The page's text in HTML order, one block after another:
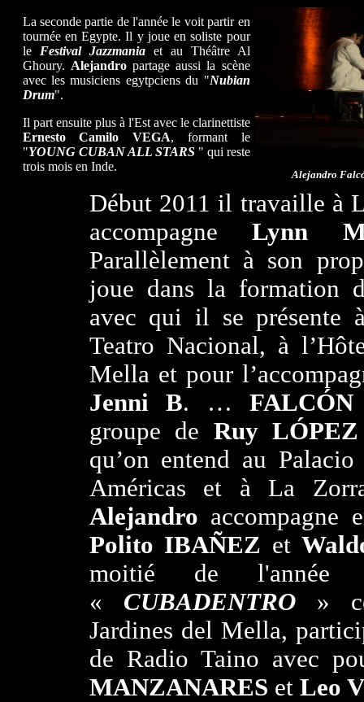
La seconde partie de l'année le voit partir en
tournée en Egypte. Il y joue en soliste pour
le Festival Jazzmaniaet au Théâtre Al
Ghoury. Alejandropartage aussi la scène
avec les musiciens egytpciens du "Nubian
Drum".
Il part ensuite plus à l'Est avec le clarinettiste
Ernesto Camilo VEGA, formant le
"YOUNG CUBAN ALL STARS" qui reste
trois mois en Inde.
Alejandro
Début 2011 il travaille à
accompagneLynn
Parallèlement à son
joue dans la formation
avec qui il se
Teatro Nacional, à
Mella et pour
Jenni B. …FALCÓN
groupe de Ruy LÓPEZ
qu’on entend au
Américas et à La
Alejandro accompagne
Polito IBAÑEZ et
moitié de
« CUBADENTRO»
Jardines del Mella,
de Radio Taino avec
MANZANARES et Leo